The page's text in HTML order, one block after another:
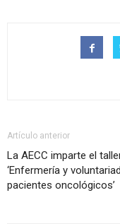
Artículo anterior
La AECC imparte el
‘Enfermería y
pacientes oncológicos’